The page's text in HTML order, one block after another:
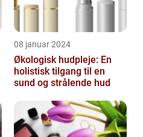
08 januar 2024
Økologisk hudpleje: En
holistisk tilgang til en
sund og strålende hud